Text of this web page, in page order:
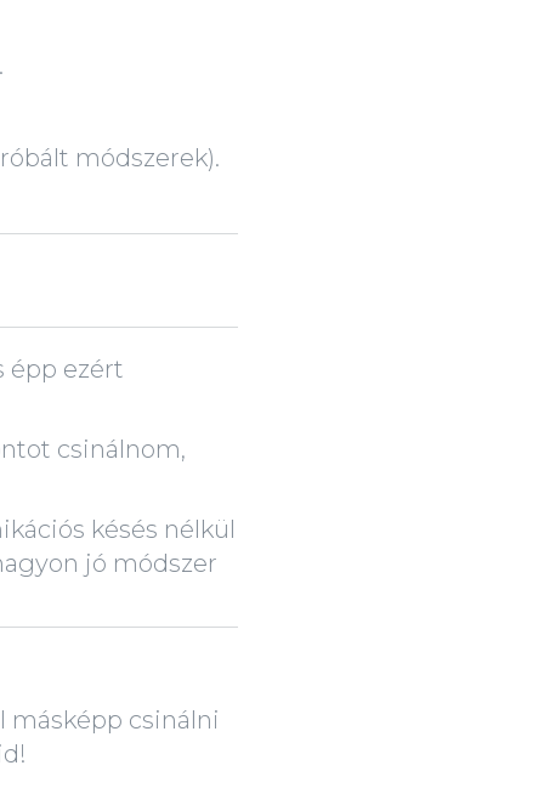
módszerek).
épp ezért
csinálnom,
késés nélkül
jó módszer
másképp csinálni